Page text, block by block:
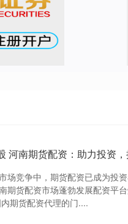
河南期货配资：助力投资
场竞争中，期货配资已成为投
期货配资市场蓬勃发展配资平
期货配资代理的门....